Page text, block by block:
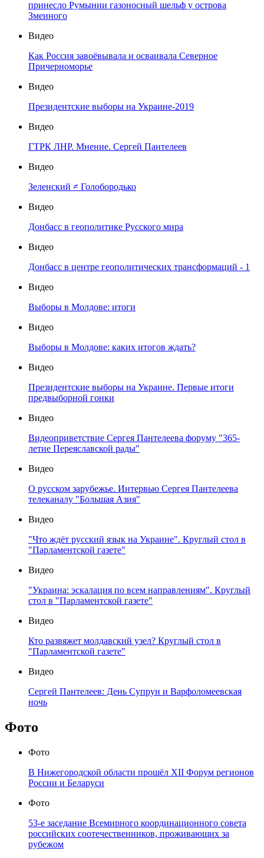
принесло Румынии газоносный шельф у острова
Змеиного
Видео
Как Россия завоёвывала и осваивала Северное
Причерноморье
Видео
Президентские выборы на Украине-2019
Видео
ГТРК ЛНР. Мнение. Сергей Пантелеев
Видео
Зеленский ≠ Голобородько
Видео
Донбасс в геополитике Русского мира
Видео
Донбасс в центре геополитических трансформаций - 1
Видео
Выборы в Молдове: итоги
Видео
Выборы в Молдове: каких итогов ждать?
Видео
Президентские выборы на Украине. Первые итоги
предвыборной гонки
Видео
Видеоприветствие Сергея Пантелеева форуму "365-
летие Переяславской рады"
Видео
О русском зарубежье. Интервью Сергея Пантелеева
телеканалу "Большая Азия"
Видео
"Что ждёт русский язык на Украине". Круглый стол в
"Парламентской газете"
Видео
"Украина: эскалация по всем направлениям". Круглый
стол в "Парламентской газете"
Видео
Кто развяжет молдавский узел? Круглый стол в
"Парламентской газете"
Видео
Сергей Пантелеев: День Супрун и Варфоломеевская
ночь
Фото
Фото
В Нижегородской области прошёл XII Форум регионов
России и Беларуси
Фото
53-е заседание Всемирного координационного совета
российских соотечественников, проживающих за
рубежом